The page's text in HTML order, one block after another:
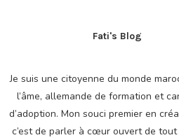
Fati's Blog
Je suis une citoyenne du monde
l’âme, allemande de formation et
d’adoption. Mon souci premier en
c’est de parler à cœur ouvert de tout